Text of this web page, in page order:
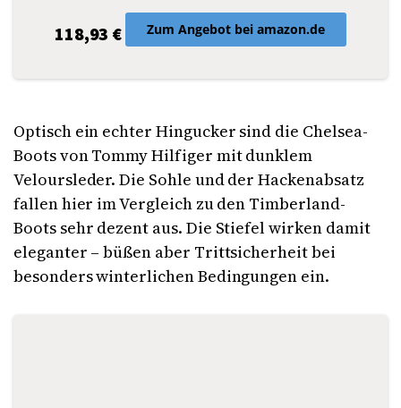
118,93 € Zum Angebot bei amazon.de
Optisch ein echter Hingucker sind die Chelsea-
Boots von Tommy Hilfiger mit dunklem
Veloursleder. Die Sohle und der Hackenabsatz
fallen hier im Vergleich zu den Timberland-
Boots sehr dezent aus. Die Stiefel wirken damit
eleganter – büßen aber Trittsicherheit bei
besonders winterlichen Bedingungen ein.